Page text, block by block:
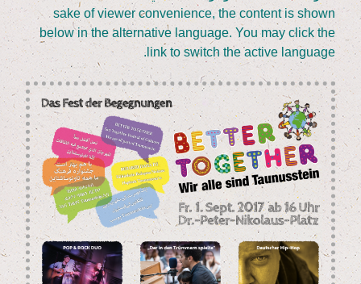
sake of view­er con­ve­ni­ence, the con­tent is shown
below in the alter­na­ti­ve lan­guage. You may click the
link to switch the acti­ve language.